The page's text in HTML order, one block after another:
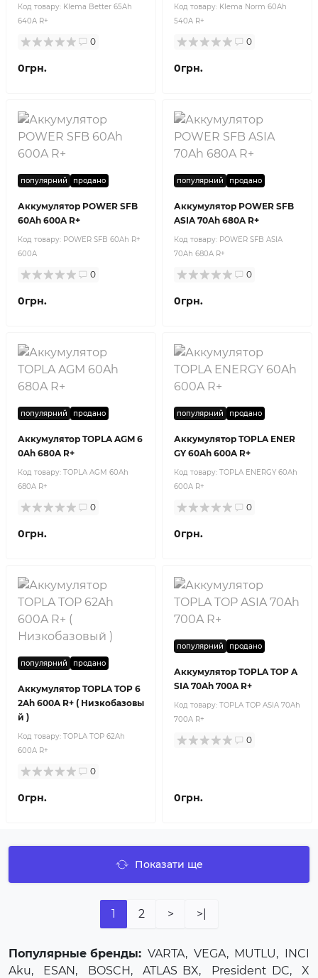
Код товару: Klema Better 65Ah
640A R+
0
0грн.
Код товару: Klema Norm 60Ah
540A R+
0
0грн.
популярний продано
Аккумулятор POWER SFB
60Ah 600A R+
Код товару: POWER SFB 60Ah R+
600A
0
0грн.
популярний продано
Аккумулятор POWER SFB
ASIA 70Ah 680A R+
Код товару: POWER SFB ASIA
70Ah 680A R+
0
0грн.
популярний продано
Аккумулятор TOPLA AGM 6
0Ah 680A R+
Код товару: TOPLA AGM 60Ah
680A R+
0
0грн.
популярний продано
Аккумулятор TOPLA ENER
GY 60Ah 600A R+
Код товару: TOPLA ENERGY 60Ah
600A R+
0
0грн.
популярний продано
Аккумулятор TOPLA TOP 6
2Ah 600A R+ ( Низкобазовы
й )
Код товару: TOPLA TOP 62Ah
600A R+
0
0грн.
популярний продано
Аккумулятор TOPLA TOP A
SIA 70Ah 700A R+
Код товару: TOPLA TOP ASIA 70Ah
700A R+
0
0грн.
Показати ще
1 2 > >|
Популярные бренды: VARTA, VEGA, MUTLU, INCI
Aku, ESAN, BOSCH,ATLAS BX, President DC,X